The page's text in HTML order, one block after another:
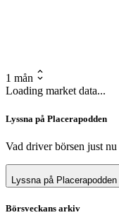
1 mån
Loading market data...
Lyssna på Placerapodden
Vad driver börsen just
Lyssna på Placerapodden
Börsveckans arkiv